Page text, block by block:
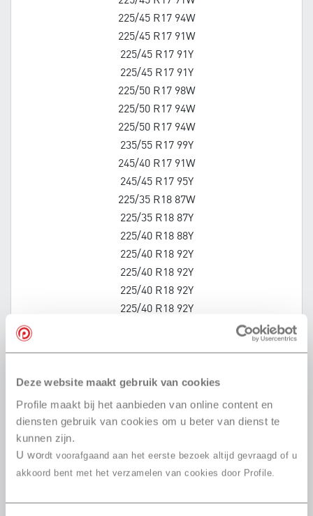
Deze website maakt gebruik van cookies
Profile maakt bij het aanbieden van online content en
diensten gebruik van cookies om u beter van dienst te
kunnen zijn.
U wordt voorafgaand aan het eerste bezoek altijd gevraagd of u
akkoord bent met het verzamelen van cookies door Profile.
225/45 R17 94W
225/45 R17 91W
225/45 R17 91Y
225/45 R17 91Y
225/50 R17 98W
225/50 R17 94W
225/50 R17 94W
235/55 R17 99Y
245/40 R17 91W
245/45 R17 95Y
225/35 R18 87W
225/35 R18 87Y
225/40 R18 88Y
225/40 R18 92Y
225/40 R18 92Y
225/40 R18 92Y
225/40 R18 92Y
225/45 R18 95Y
225/45 R18 95W
225/45 R18 91W
225/45 R18 95Y
225/50 R18 95W